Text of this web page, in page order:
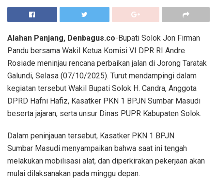
Alahan Panjang, Denbagus.co-Bupati Solok Jon Firman
Pandu bersama Wakil Ketua Komisi VI DPR RI Andre
Rosiade meninjau rencana perbaikan jalan di Jorong Taratak
Galundi, Selasa (07/10/2025). Turut mendampingi dalam
kegiatan tersebut Wakil Bupati Solok H. Candra, Anggota
DPRD Hafni Hafiz, Kasatker PKN 1 BPJN Sumbar Masudi
beserta jajaran, serta unsur Dinas PUPR Kabupaten Solok.
Dalam peninjauan tersebut, Kasatker PKN 1 BPJN
Sumbar Masudi menyampaikan bahwa saat ini tengah
melakukan mobilisasi alat, dan diperkirakan pekerjaan akan
mulai dilaksanakan pada minggu depan.